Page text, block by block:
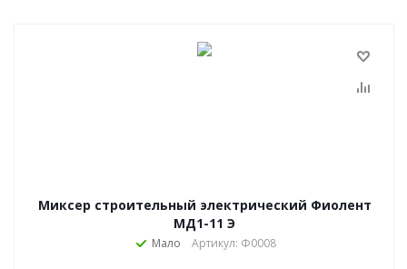
Миксер строительный электрический Фиолент
МД1-11 Э
Мало Артикул: Ф0008